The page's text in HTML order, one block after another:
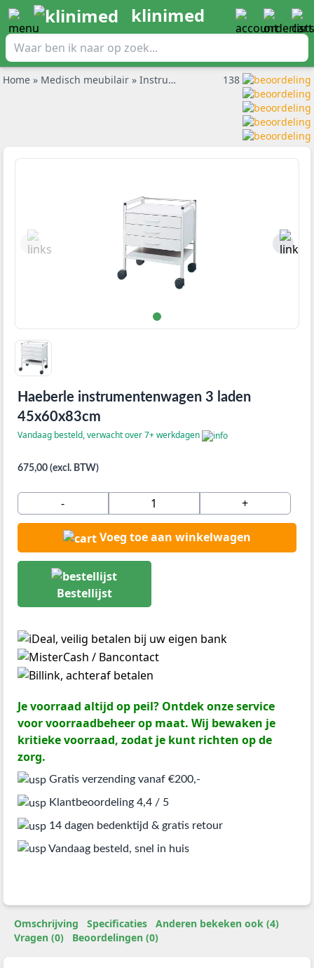
klinimed
Home » Medisch meubilair » Instrumentenwagens »Haeberle
138
Haeberle instrumentenwagen 3 laden
45x60x83cm
Vandaag besteld, verwacht over 7+ werkdagen
675,00 (excl. BTW)
- +
Voeg toe aan winkelwagen
Bestellijst
Je voorraad altijd op peil? Ontdek onze service
voor voorraadbeheer op maat. Wij bewaken je
kritieke voorraad, zodat je kunt richten op de
zorg.
Gratis verzending vanaf €200,-
Klantbeoordeling 4,4 / 5
14 dagen bedenktijd & gratis retour
Vandaag besteld, snel in huis
Omschrijving Specificaties
Anderen bekeken ook (4)
Vragen (0)
Beoordelingen (0)